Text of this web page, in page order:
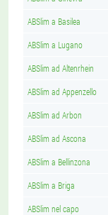
ABSlim a Basilea
ABSlim a Lugano
ABSlim ad Altenrhein
ABSlim ad Appenzello
ABSlim ad Arbon
ABSlim ad Ascona
ABSlim a Bellinzona
ABSlim a Briga
ABSlim nel capo